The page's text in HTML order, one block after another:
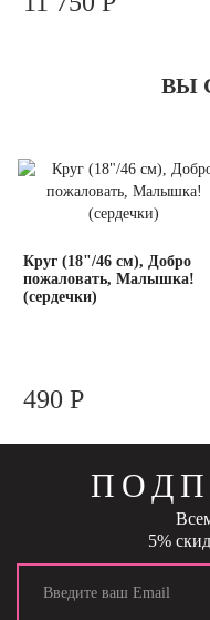
ВЫ
Круг (18"/46 см), Добро
пожаловать, Малышка!
(сердечки)
490 Р
5%